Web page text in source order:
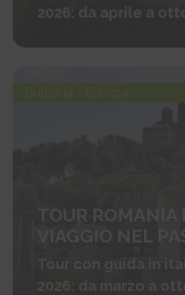
2026: da aprile a
Bulgaria - Europa
TOUR ROMANIA
VIAGGIO NEL
Tour con guida in
2026: da marzo a